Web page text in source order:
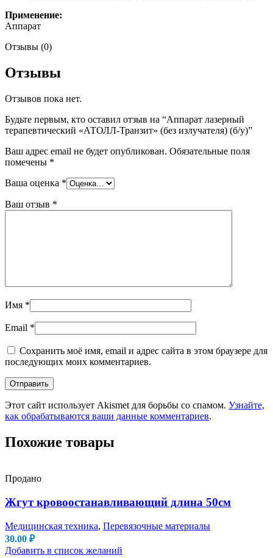
Применение:
Аппарат
Отзывы (0)
Отзывы
Отзывов пока нет.
Будьте первым, кто оставил отзыв на “Аппарат лазерный
терапевтический «АТОЛЛ-Транзит» (без излучателя) (б/у)”
Ваш адрес email не будет опубликован. Обязательные поля
помечены *
Ваша оценка *
Ваш отзыв *
Имя *
Email *
Сохранить моё имя, email и адрес сайта в этом браузере для
последующих моих комментариев.
Этот сайт использует Akismet для борьбы со спамом. Узнайте,
как обрабатываются ваши данные комментариев.
Похожие товары
Продано
Жгут кровоостанавливающий длина 50см
Медицинская техника, Перевязочные материалы
30.00 ₽
Добавить в список желаний